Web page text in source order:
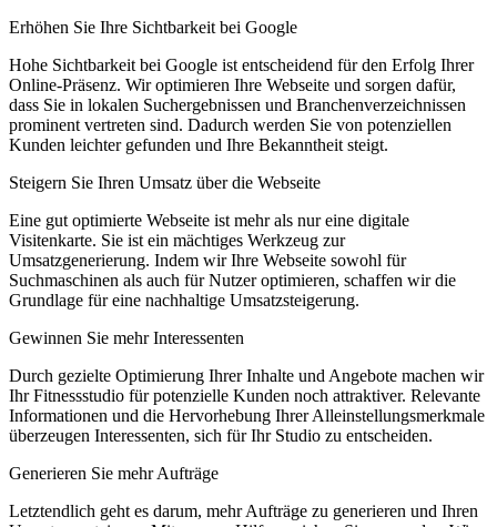
Erhöhen Sie Ihre Sichtbarkeit bei Google
Hohe Sichtbarkeit bei Google ist entscheidend für den Erfolg Ihrer
Online-Präsenz. Wir optimieren Ihre Webseite und sorgen dafür,
dass Sie in lokalen Suchergebnissen und Branchenverzeichnissen
prominent vertreten sind. Dadurch werden Sie von potenziellen
Kunden leichter gefunden und Ihre Bekanntheit steigt.
Steigern Sie Ihren Umsatz über die Webseite
Eine gut optimierte Webseite ist mehr als nur eine digitale
Visitenkarte. Sie ist ein mächtiges Werkzeug zur
Umsatzgenerierung. Indem wir Ihre Webseite sowohl für
Suchmaschinen als auch für Nutzer optimieren, schaffen wir die
Grundlage für eine nachhaltige Umsatzsteigerung.
Gewinnen Sie mehr Interessenten
Durch gezielte Optimierung Ihrer Inhalte und Angebote machen wir
Ihr Fitnessstudio für potenzielle Kunden noch attraktiver. Relevante
Informationen und die Hervorhebung Ihrer Alleinstellungsmerkmale
überzeugen Interessenten, sich für Ihr Studio zu entscheiden.
Generieren Sie mehr Aufträge
Letztendlich geht es darum, mehr Aufträge zu generieren und Ihren